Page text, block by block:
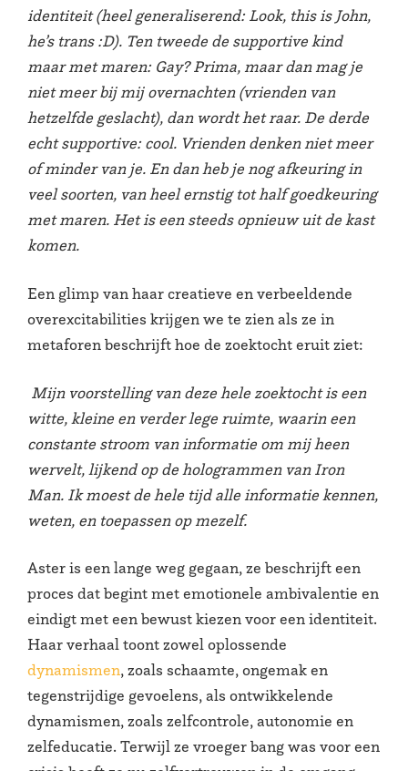
identiteit (heel generaliserend: Look, this is John,
he’s trans :D). Ten tweede de supportive kind
maar met maren: Gay? Prima, maar dan mag je
niet meer bij mij overnachten (vrienden van
hetzelfde geslacht), dan wordt het raar. De derde
echt supportive: cool. Vrienden denken niet meer
of minder van je. En dan heb je nog afkeuring in
veel soorten, van heel ernstig tot half goedkeuring
met maren. Het is een steeds opnieuw uit de kast
komen.
Een glimp van haar creatieve en verbeeldende
overexcitabilities krijgen we te zien als ze in
metaforen beschrijft hoe de zoektocht eruit ziet:
Mijn voorstelling van deze hele zoektocht is een
witte, kleine en verder lege ruimte, waarin een
constante stroom van informatie om mij heen
wervelt, lijkend op de hologrammen van Iron
Man. Ik moest de hele tijd alle informatie kennen,
weten, en toepassen op mezelf.
Aster is een lange weg gegaan, ze beschrijft een
proces dat begint met emotionele ambivalentie en
eindigt met een bewust kiezen voor een identiteit.
Haar verhaal toont zowel oplossende
dynamismen, zoals schaamte, ongemak en
tegenstrijdige gevoelens, als ontwikkelende
dynamismen, zoals zelfcontrole, autonomie en
zelfeducatie. Terwijl ze vroeger bang was voor een